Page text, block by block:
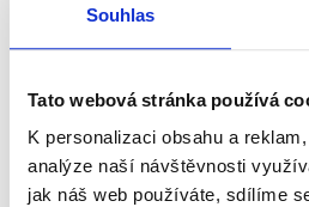
Souhlas
Tato webová stránka používá
K personalizaci obsahu a
analýze naší návštěvnosti
jak náš web používáte, sdílíme
Andrij Sybiha, který se postavil
V rámci naší spolupráce s
Okamura